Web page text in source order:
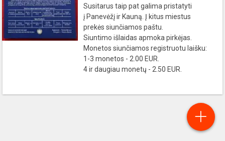
Susitarus taip pat galima pristatyti
į Panevėžį ir Kauną. Į kitus miestus
prekės siunčiamos paštu.
Siuntimo išlaidas apmoka pirkėjas.
Monetos siunčiamos registruotu laišku:
1-3 monetos - 2.00 EUR.
4 ir daugiau monetų - 2.50 EUR.